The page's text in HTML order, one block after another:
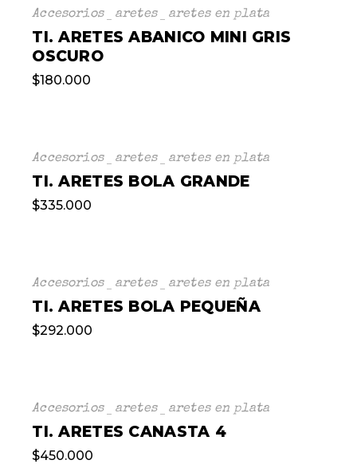
Accesorios aretes aretes en plata
TI. ARETES ABANICO MINI GRIS
OSCURO
$180.000
Accesorios aretes aretes en plata
TI. ARETES BOLA GRANDE
$335.000
Accesorios aretes aretes en plata
TI. ARETES BOLA PEQUEÑA
$292.000
Accesorios aretes aretes en plata
TI. ARETES CANASTA 4
$450.000